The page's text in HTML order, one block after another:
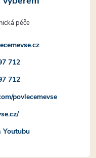
712
712
povlecemevse
Youtubu